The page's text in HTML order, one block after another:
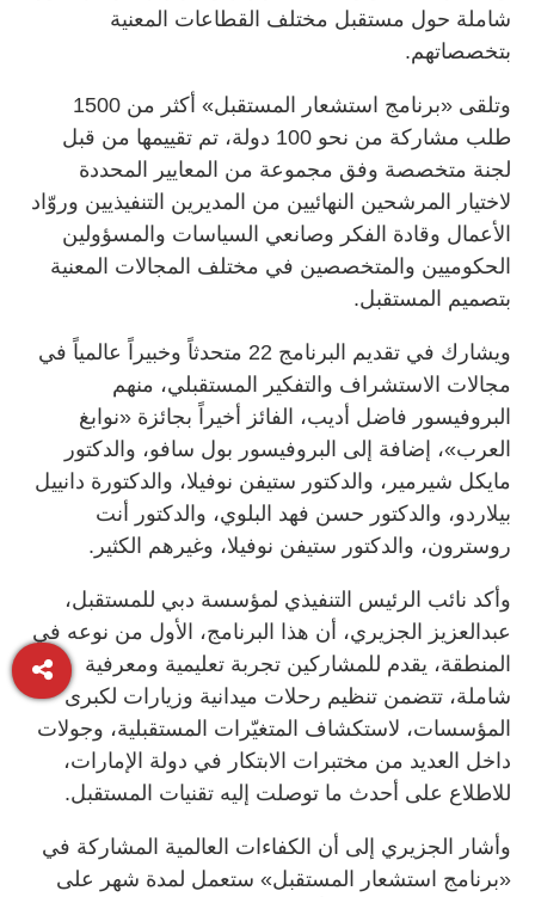
شاملة حول مستقبل مختلف القطاعات المعنية
بتخصصاتهم.
وتلقى «برنامج استشعار المستقبل» أكثر من 1500
طلب مشاركة من نحو 100 دولة، تم تقييمها من قبل
لجنة متخصصة وفق مجموعة من المعايير المحددة
لاختيار المرشحين النهائيين من المديرين التنفيذيين وروّاد
الأعمال وقادة الفكر وصانعي السياسات والمسؤولين
الحكوميين والمتخصصين في مختلف المجالات المعنية
بتصميم المستقبل.
ويشارك في تقديم البرنامج 22 متحدثاً وخبيراً عالمياً في
مجالات الاستشراف والتفكير المستقبلي، منهم
البروفيسور فاضل أديب، الفائز أخيراً بجائزة «نوابغ
العرب»، إضافة إلى البروفيسور بول سافو، والدكتور
مايكل شيرمير، والدكتور ستيفن نوفيلا، والدكتورة دانييل
بيلاردو، والدكتور حسن فهد البلوي، والدكتور أنت
روسترون، والدكتور ﺳﺘﻴﻔﻦ ﻧﻮﻓﻴﻼ، وغيرهم الكثير.
وأكد نائب الرئيس التنفيذي لمؤسسة دبي للمستقبل،
عبدالعزيز الجزيري، أن هذا البرنامج، الأول من نوعه في
المنطقة، يقدم للمشاركين تجربة تعليمية ومعرفية
شاملة، تتضمن تنظيم رحلات ميدانية وزيارات لكبرى
المؤسسات، لاستكشاف المتغيّرات المستقبلية، وجولات
داخل العديد من مختبرات الابتكار في دولة الإمارات،
للاطلاع على أحدث ما توصلت إليه تقنيات المستقبل.
وأشار الجزيري إلى أن الكفاءات العالمية المشاركة في
«برنامج استشعار المستقبل» ستعمل لمدة شهر على